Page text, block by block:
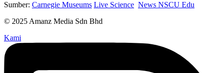
Sumber: Carnegie Museums Live Science News NSCU Edu
© 2025 Amanz Media Sdn Bhd
Kami